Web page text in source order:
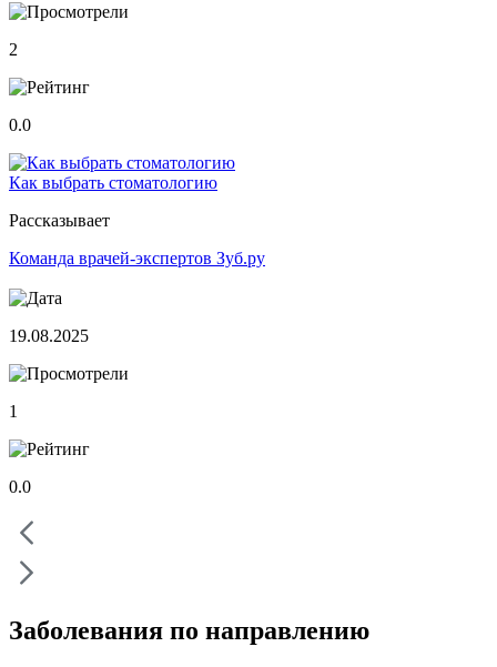
2
0.0
Как выбрать стоматологию
Рассказывает
Команда врачей-экспертов Зуб.ру
19.08.2025
1
0.0
Заболевания по направлению